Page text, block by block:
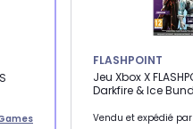
FLASHPOINT
Jeu Xbox X
Darkfire & Ice
Vendu et expédié par